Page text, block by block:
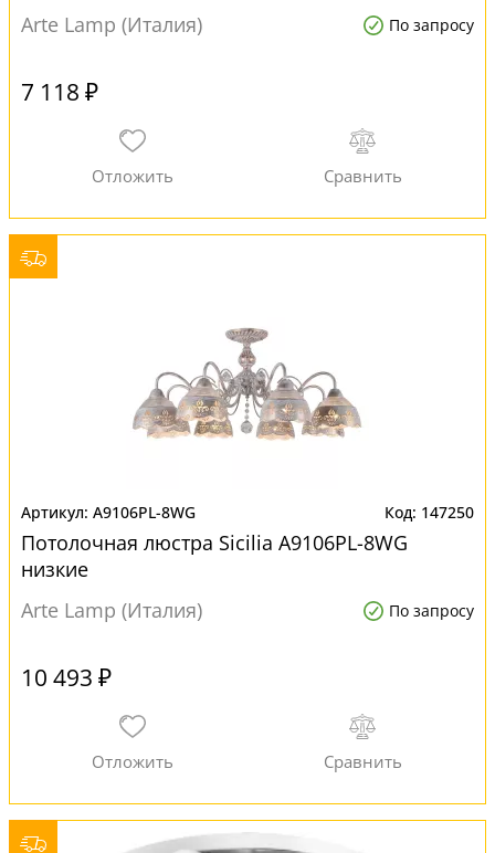
Arte Lamp (Италия)
По запросу
7 118 ₽
A9106PL-8WG 147250
Потолочная люстра Sicilia A9106PL-8WG
низкие
Arte Lamp (Италия)
По запросу
10 493 ₽